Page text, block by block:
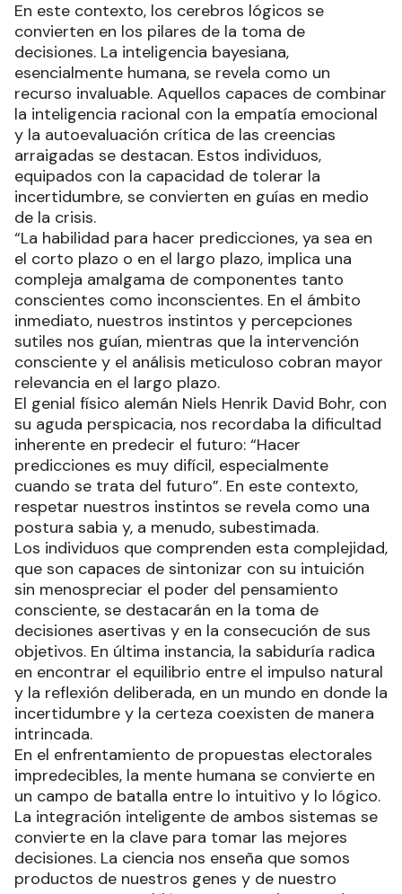
En este contexto, los cerebros lógicos se
convierten en los pilares de la toma de
decisiones. La inteligencia bayesiana,
esencialmente humana, se revela como un
recurso invaluable. Aquellos capaces de combinar
la inteligencia racional con la empatía emocional
y la autoevaluación crítica de las creencias
arraigadas se destacan. Estos individuos,
equipados con la capacidad de tolerar la
incertidumbre, se convierten en guías en medio
de la crisis.
“La habilidad para hacer predicciones, ya sea en
el corto plazo o en el largo plazo, implica una
compleja amalgama de componentes tanto
conscientes como inconscientes. En el ámbito
inmediato, nuestros instintos y percepciones
sutiles nos guían, mientras que la intervención
consciente y el análisis meticuloso cobran mayor
relevancia en el largo plazo.
El genial físico alemán Niels Henrik David Bohr, con
su aguda perspicacia, nos recordaba la dificultad
inherente en predecir el futuro: “Hacer
predicciones es muy difícil, especialmente
cuando se trata del futuro”. En este contexto,
respetar nuestros instintos se revela como una
postura sabia y, a menudo, subestimada.
Los individuos que comprenden esta complejidad,
que son capaces de sintonizar con su intuición
sin menospreciar el poder del pensamiento
consciente, se destacarán en la toma de
decisiones asertivas y en la consecución de sus
objetivos. En última instancia, la sabiduría radica
en encontrar el equilibrio entre el impulso natural
y la reflexión deliberada, en un mundo en donde la
incertidumbre y la certeza coexisten de manera
intrincada.
En el enfrentamiento de propuestas electorales
impredecibles, la mente humana se convierte en
un campo de batalla entre lo intuitivo y lo lógico.
La integración inteligente de ambos sistemas se
convierte en la clave para tomar las mejores
decisiones. La ciencia nos enseña que somos
productos de nuestros genes y de nuestro